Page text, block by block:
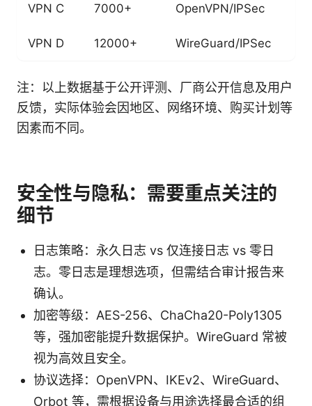
VPN C 7000+ OpenVPN/IPSec
VPN D 12000+ WireGuard/IPSec
注：以上数据基于公开评测、厂商公开信息及用户
反馈，实际体验会因地区、网络环境、购买计划等
因素而不同。
安全性与隐私：需要重点关注的
细节
日志策略：永久日志 vs 仅连接日志 vs 零日
志。零日志是理想选项，但需结合审计报告来
确认。
加密等级：AES-256、ChaCha20-Poly1305
等，强加密能提升数据保护。WireGuard 常被
视为高效且安全。
协议选择：OpenVPN、IKEv2、WireGuard、
Orbot 等，需根据设备与用途选择最合适的组